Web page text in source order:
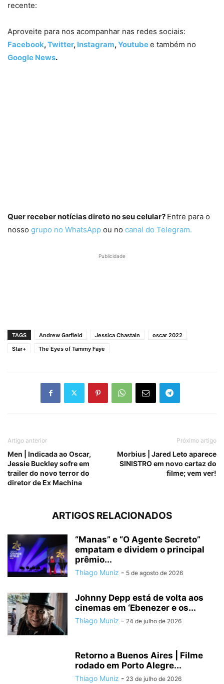
recente:
Aproveite para nos acompanhar nas redes sociais:
Facebook,Twitter, Instagram,Youtubee também no
Google News.
Quer receber notícias direto no seu celular? Entre para o
nosso grupo no WhatsApp ou no canal do Telegram.
Publicidade
TAGS Andrew Garfield Jessica Chastain
oscar 2022
Star+
The Eyes of Tammy Faye
Artigo anterior
Men | Indicada ao Oscar,
Jessie Buckley sofre em
trailer do novo terror do
diretor de Ex Machina
Próximo artigo
Morbius | Jared Leto aparece
SINISTRO em novo cartaz do
filme; vem ver!
ARTIGOS RELACIONADOS
“Manas” e “O Agente Secreto”
empatam e dividem o principal
prêmio...
Thiago Muniz - 5 de agosto de 2026
Johnny Depp está de volta aos
cinemas em ‘Ebenezer e os...
Thiago Muniz - 24 de julho de 2026
Retorno a Buenos Aires | Filme
rodado em Porto Alegre...
Thiago Muniz - 23 de julho de 2026